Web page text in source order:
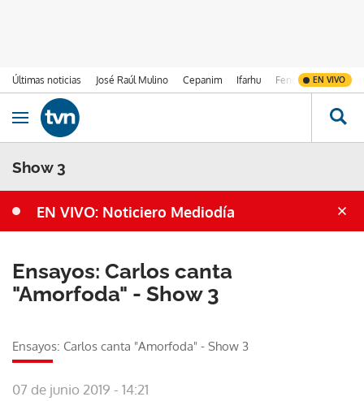
Últimas noticias José Raúl Mulino Cepanim Ifarhu Fenómeno de El
EN VIVO
Ir al contenido
Obrir navegació
Show 3
EN VIVO: Noticiero Mediodía
Ensayos: Carlos canta
"Amorfoda" - Show 3
Ensayos: Carlos canta "Amorfoda" - Show 3
07 de junio 2019 - 14:21